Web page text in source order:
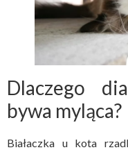
Dlaczego
bywa myląca?
Białaczka u kota